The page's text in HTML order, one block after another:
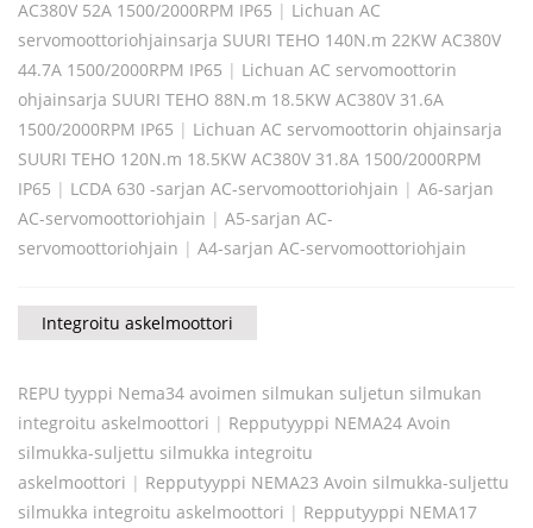
AC380V 52A 1500/2000RPM IP65 | Lichuan AC
servomoottoriohjainsarja SUURI TEHO 140N.m 22KW AC380V
44.7A 1500/2000RPM IP65 | Lichuan AC servomoottorin
ohjainsarja SUURI TEHO 88N.m 18.5KW AC380V 31.6A
1500/2000RPM IP65 | Lichuan AC servomoottorin ohjainsarja
SUURI TEHO 120N.m 18.5KW AC380V 31.8A 1500/2000RPM
IP65 | LCDA 630 -sarjan AC-servomoottoriohjain | A6-sarjan
AC-servomoottoriohjain | A5-sarjan AC-
servomoottoriohjain | A4-sarjan AC-servomoottoriohjain
Integroitu askelmoottori
REPU tyyppi Nema34 avoimen silmukan suljetun silmukan
integroitu askelmoottori | Repputyyppi NEMA24 Avoin
silmukka-suljettu silmukka integroitu
askelmoottori | Repputyyppi NEMA23 Avoin silmukka-suljettu
silmukka integroitu askelmoottori | Repputyyppi NEMA17